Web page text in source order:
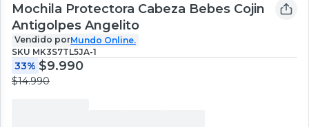
Mochila Protectora Cabeza Bebes Cojin
Antigolpes Angelito
Vendido porMundo Online.
SKU MK3S7TL5JA-1
33% $9.990
$14.990